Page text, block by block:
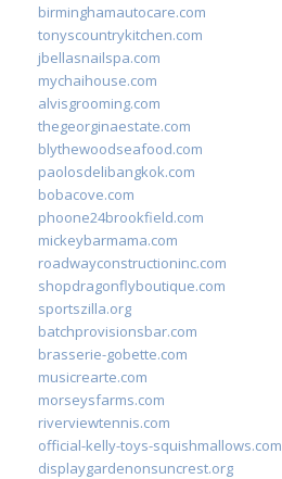
birminghamautocare.com
tonyscountrykitchen.com
jbellasnailspa.com
mychaihouse.com
alvisgrooming.com
thegeorginaestate.com
blythewoodseafood.com
paolosdelibangkok.com
bobacove.com
phoone24brookfield.com
mickeybarmama.com
roadwayconstructioninc.com
shopdragonflyboutique.com
sportszilla.org
batchprovisionsbar.com
brasserie-gobette.com
musicrearte.com
morseysfarms.com
riverviewtennis.com
official-kelly-toys-squishmallows.com
displaygardenonsuncrest.org